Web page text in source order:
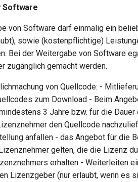
Software
von Software darf einmalig ein
sowie (kostenpflichtige)
Bei der Weitergabe von Software
zugänglich gemacht werden.
von Quellcode: -
zum Download - Beim
3 Jahre bzw. für die
den Quellcode
anfallen - das Angebot für die
gelten, die die Lizenz
erhalten - Weiterleiten
Lizenzgeber (nur erlaubt, wenn es